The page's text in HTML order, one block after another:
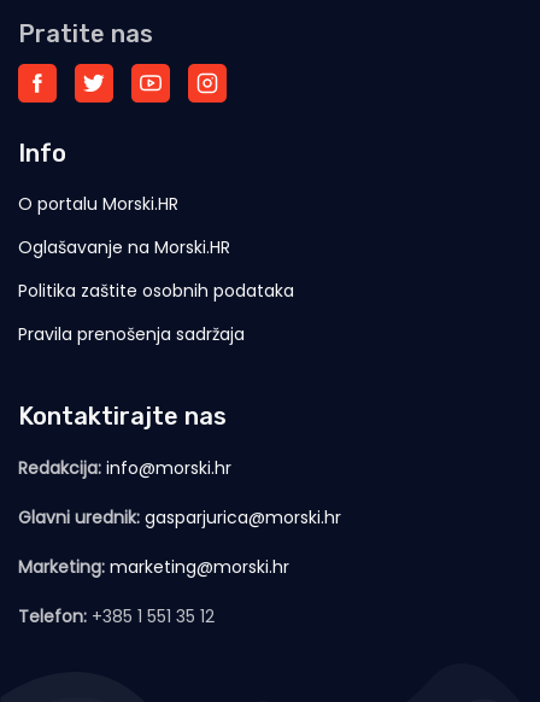
Pratite nas
Info
O portalu Morski.HR
Oglašavanje na Morski.HR
Politika zaštite osobnih podataka
Pravila prenošenja sadržaja
Kontaktirajte nas
Redakcija: info@morski.hr
Glavni urednik: gasparjurica@morski.hr
Marketing: marketing@morski.hr
Telefon: +385 1 551 35 12